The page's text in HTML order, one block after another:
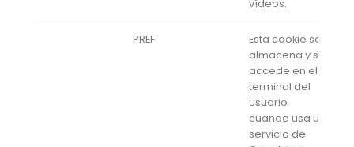
vídeos.
PREF
Esta cookie se
almacena y se
accede en el
terminal del
usuario
cuando usa un
servicio de